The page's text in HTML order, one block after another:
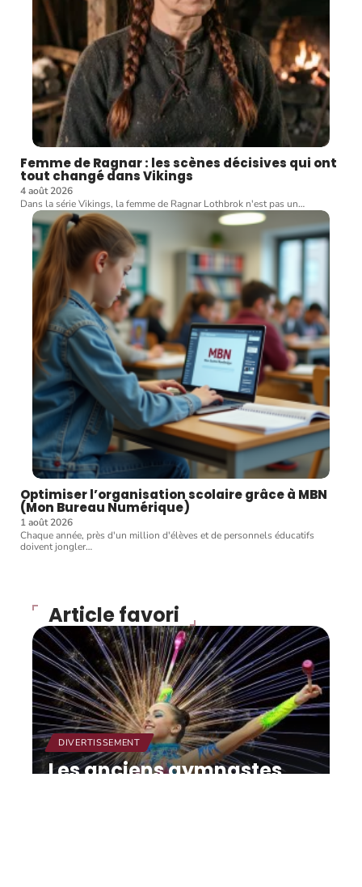
Femme de Ragnar : les scènes décisives qui ont
tout changé dans Vikings
4 août 2026
Dans la série Vikings, la femme de Ragnar Lothbrok n'est pas un…
Optimiser l’organisation scolaire grâce à MBN
(Mon Bureau Numérique)
1 août 2026
Chaque année, près d'un million d'élèves et de personnels éducatifs
doivent jongler…
Article favori
DIVERTISSEMENT
Les anciens gymnastes